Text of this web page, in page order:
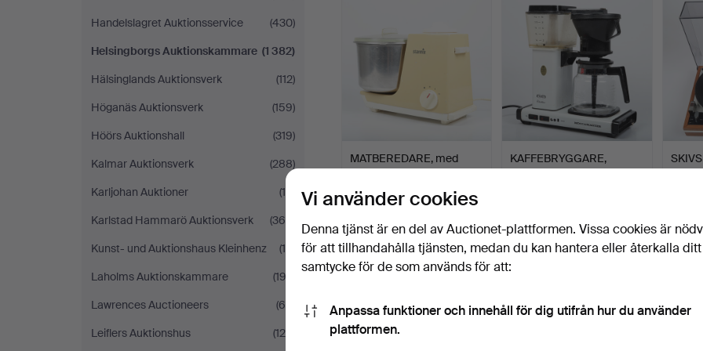
Handelslagret Auktionsservice
(430)
Helsingborgs Auktionskammare (1 382)
Hälsinglands Auktionsverk
(112)
Höganäs Auktionsverk
(159)
Höörs Auktionshall
(319)
Kalmar Auktionsverk
(288)
Karljohan Auktioner
(10)
Karlstad Hammarö Auktionsverk
(366)
Kunst- und Auktionshaus Kleinhenz
(19)
Laholms Auktionskammare
(193)
Lawrences Auctioneers
(65)
Leiflers Auktionshus
(124)
MATBEREDARE, med
Klubbades 9 jul 2026
1 bud
32 USD
KAFFEBRYGGARE,
64 USD 739
Vi använder cookies
Denna tjänst är en del av Auctionet-plattformen. Vissa cookies är
för att tillhandahålla tjänsten, medan du kan hantera eller återkalla ditt
samtycke för de som används för att:
Anpassa funktioner och innehåll för dig utifrån hur du använder
plattformen.